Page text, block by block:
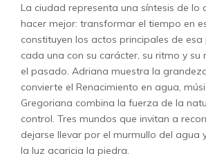
La ciudad representa una síntesis de lo
hacer mejor: transformar el tiempo en
constituyen los actos principales de esa
cada una con su carácter, su ritmo y su
el pasado. Adriana muestra la
convierte el Renacimiento en agua,
Gregoriana combina la fuerza de la
control. Tres mundos que invitan a
dejarse llevar por el murmullo del agua
la luz acaricia la piedra.